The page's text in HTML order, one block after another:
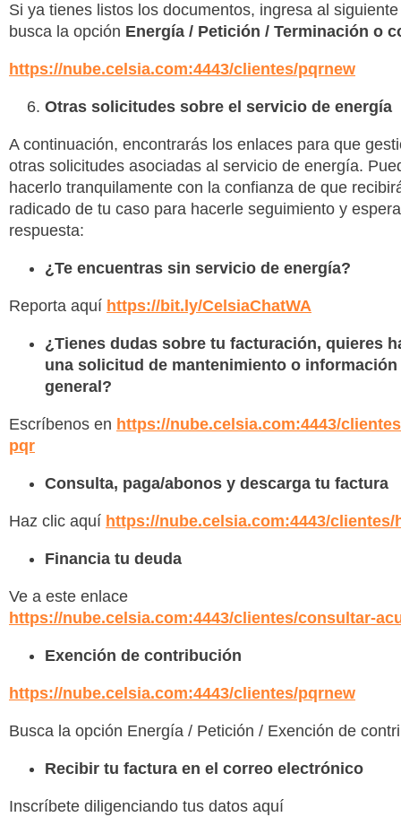
Si ya tienes listos los documentos, ingresa al
busca la opción Energía / Petición / Terminación o
https://nube.celsia.com:4443/clientes/pqrnew
Otras solicitudes sobre el servicio de energía
A continuación, encontrarás los enlaces para que
otras solicitudes asociadas al servicio de energía.
hacerlo tranquilamente con la confianza de que
radicado de tu caso para hacerle seguimiento y
respuesta:
¿Te encuentras sin servicio de energía?
Reporta aquí https://bit.ly/CelsiaChatWA
¿Tienes dudas sobre tu facturación, quieres
una solicitud de mantenimiento o información
general?
Escríbenos en https://nube.celsia.com:4443/
pqr
Consulta, paga/abonos y descarga tu factura
Haz clic aquí https://nube.celsia.com:4443/clientes/
Financia tu deuda
Ve a este enlace
https://nube.celsia.com:4443/clientes/consultar-
Exención de contribución
https://nube.celsia.com:4443/clientes/pqrnew
Busca la opción Energía / Petición / Exención de
Recibir tu factura en el correo electrónico
Inscríbete diligenciando tus datos aquí